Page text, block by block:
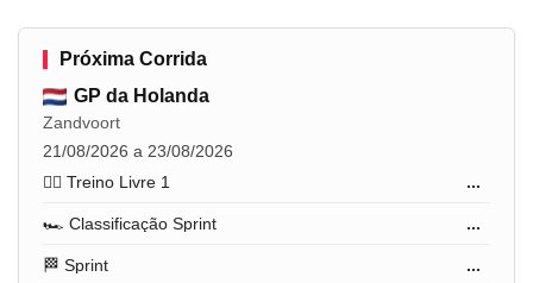
Próxima Corrida
GP da Holanda
Zandvoort
21/08/2026 a 23/08/2026
🏋️‍♂️ Treino Livre 1
...
🏎️ Classificação Sprint ...
🏁 Sprint ...